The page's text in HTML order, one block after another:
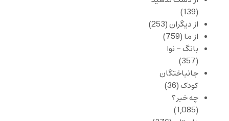
(139)
از دیگران(253)
از ما (759)
بانگ – نوا
(357)
جانباختگان
کودک(36)
چه خبر؟
(1,085)